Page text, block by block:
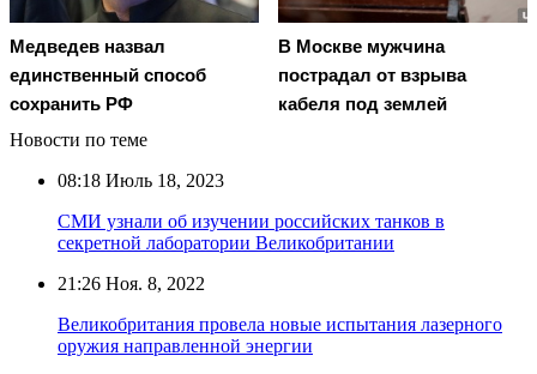
Медведев назвал
единственный способ
сохранить РФ
В Москве мужчина
пострадал от взрыва
кабеля под землей
Новости по теме
08:18 Июль 18, 2023
СМИ узнали об изучении российских танков в
секретной лаборатории Великобритании
21:26 Ноя. 8, 2022
Великобритания провела новые испытания лазерного
оружия направленной энергии